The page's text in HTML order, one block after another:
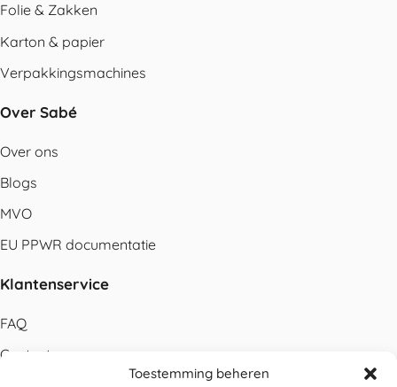
Toestemming beheren
Folie & Zakken
Karton & papier
Verpakkingsmachines
Over Sabé
Over ons
Blogs
MVO
EU PPWR documentatie
Klantenservice
FAQ
Contact